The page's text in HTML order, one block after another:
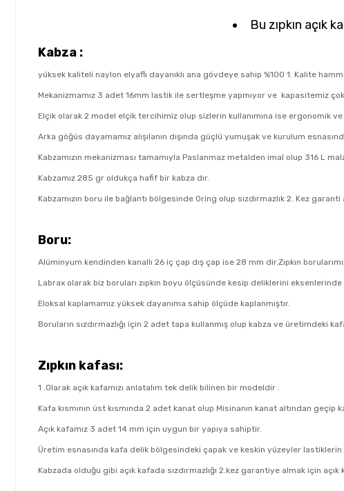
Bu zıpkın açık
Kabza :
yüksek kaliteli naylon elyaflı dayanıklı ana gövdeye sahip %100 1. Kalite
Mekanizmamız 3 adet 16mm lastik ile sertleşme yapmıyor ve kapasitemiz
Elçik olarak 2 model elçik tercihimiz olup sizlerin kullanımına ise ergonomik
Arka göğüs dayamamız alışılanın dışında güçlü yumuşak ve kurulum
Kabzamızın mekanizması tamamıyla Paslanmaz metalden imal olup 316 L
Kabzamız 285 gr oldukça hafif bir kabza dır.
Kabzamızın boru ile bağlantı bölgesinde Oring olup sızdırmazlık 2. Kez garanti
Boru:
Alüminyum kendinden kanallı 26 iç çap dış çap ise 28 mm dir.Zıpkın
Labrax olarak biz boruları zıpkın boyu ölçüsünde kesip deliklerini
Eloksal kaplamamız yüksek dayanıma sahip ölçüde kaplanmıştır.
Boruların sızdırmazlığı için 2 adet tapa kullanmış olup kabza ve üretimdeki
Zıpkın kafası:
1 .Olarak açık kafamızı anlatalım tek delik bilinen bir modeldir .
Kafa kısmının üst kısmında 2 adet kanat olup Misinanın kanat altından
Açık kafamız 3 adet 14 mm için uygun bir yapıya sahiptir.
Üretim esnasında kafa delik bölgesindeki çapak ve keskin yüzeyler
Kabzada olduğu gibi açık kafada sızdırmazlığı 2.kez garantiye almak için